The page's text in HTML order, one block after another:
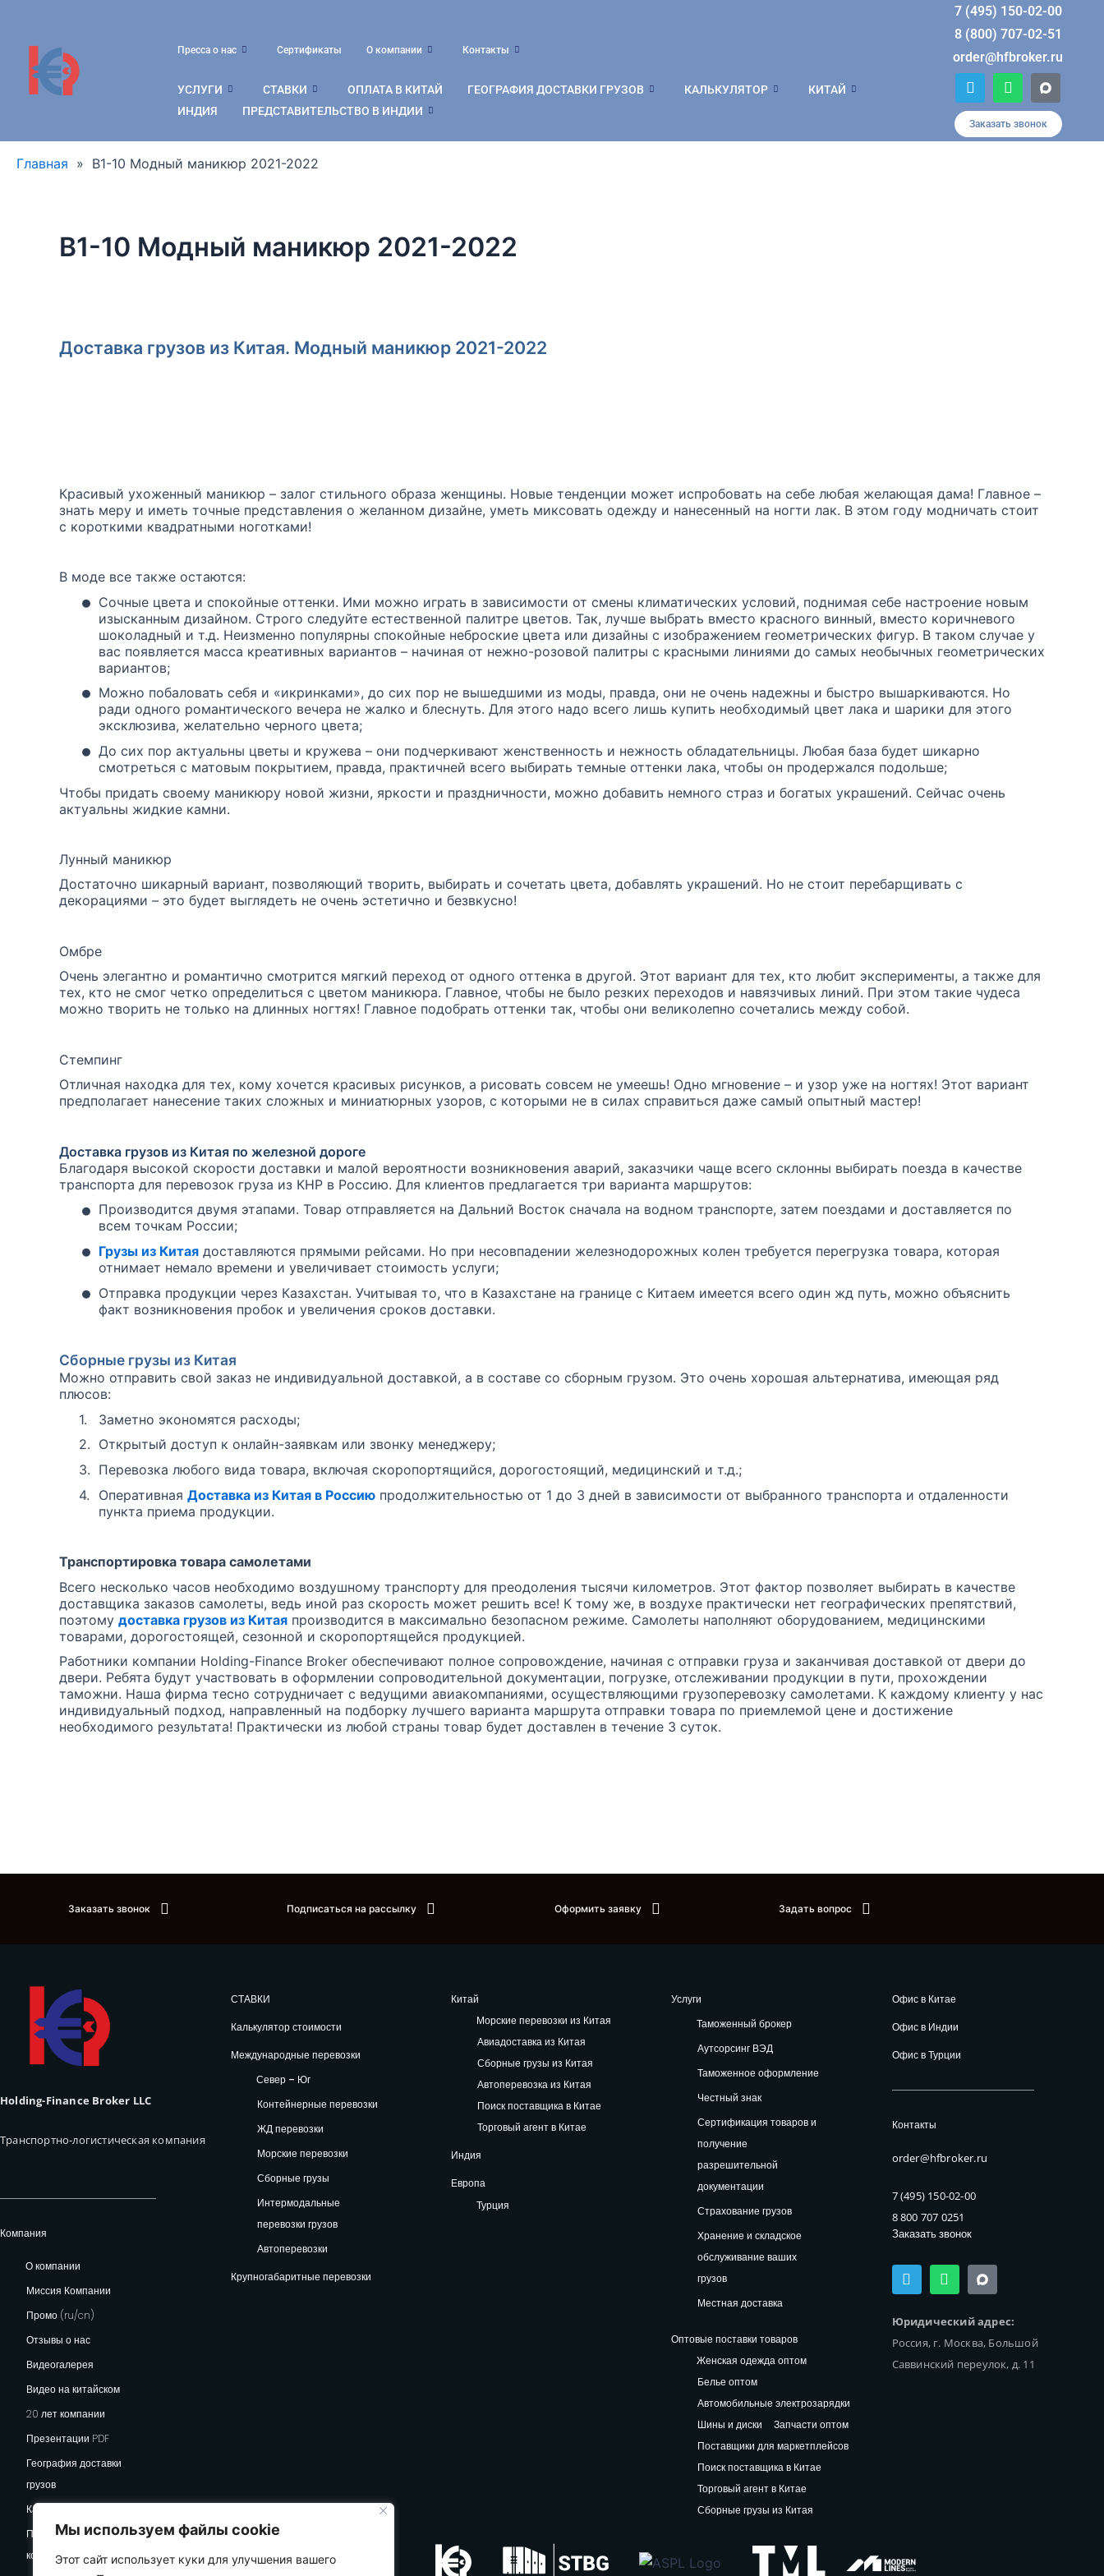
Мы используем файлы cookie
Этот сайт использует куки для улучшения вашего
содержимому
Пресса о нас Сертификаты О компании Контакты
УСЛУГИ СТАВКИ ОПЛАТА В КИТАЙ ГЕОГРАФИЯ ДОСТАВКИ ГРУЗОВ КАЛЬКУЛЯТОР
КИТАЙ
ИНДИЯ
ПРЕДСТАВИТЕЛЬСТВО В ИНДИИ
7 (495) 150-02-00
8 (800) 707-02-51
order@hfbroker.ru
T
e
l
e
g
W
h
a
t
s
Заказать звонок
Главная » B1-10 Модный маникюр 2021-2022
B1-10 Модный маникюр 2021-2022
Доставка грузов из Китая. Модный маникюр 2021-2022
Красивый ухоженный маникюр – залог стильного образа женщины. Новые тенденции может испробовать на себе любая желающая дама! Главное –
знать меру и иметь точные представления о желанном дизайне, уметь миксовать одежду и нанесенный на ногти лак. В этом году модничать стоит
с короткими квадратными ноготками!
В моде все также остаются:
• Сочные цвета и спокойные оттенки. Ими можно играть в зависимости от смены климатических условий, поднимая себе настроение новым
изысканным дизайном. Строго следуйте естественной палитре цветов. Так, лучше выбрать вместо красного винный, вместо коричневого
шоколадный и т.д. Неизменно популярны спокойные неброские цвета или дизайны с изображением геометрических фигур. В таком случае у
вас появляется масса креативных вариантов – начиная от нежно-розовой палитры с красными линиями до самых необычных геометрических
вариантов;
• Можно побаловать себя и «икринками», до сих пор не вышедшими из моды, правда, они не очень надежны и быстро вышаркиваются. Но
ради одного романтического вечера не жалко и блеснуть. Для этого надо всего лишь купить необходимый цвет лака и шарики для этого
эксклюзива, желательно черного цвета;
• До сих пор актуальны цветы и кружева – они подчеркивают женственность и нежность обладательницы. Любая база будет шикарно
смотреться с матовым покрытием, правда, практичней всего выбирать темные оттенки лака, чтобы он продержался подольше;
Чтобы придать своему маникюру новой жизни, яркости и праздничности, можно добавить немного страз и богатых украшений. Сейчас очень
актуальны жидкие камни.
Лунный маникюр
Достаточно шикарный вариант, позволяющий творить, выбирать и сочетать цвета, добавлять украшений. Но не стоит перебарщивать с
декорациями – это будет выглядеть не очень эстетично и безвкусно!
Омбре
Очень элегантно и романтично смотрится мягкий переход от одного оттенка в другой. Этот вариант для тех, кто любит эксперименты, а также для
тех, кто не смог четко определиться с цветом маникюра. Главное, чтобы не было резких переходов и навязчивых линий. При этом такие чудеса
можно творить не только на длинных ногтях! Главное подобрать оттенки так, чтобы они великолепно сочетались между собой.
Стемпинг
Отличная находка для тех, кому хочется красивых рисунков, а рисовать совсем не умеешь! Одно мгновение – и узор уже на ногтях! Этот вариант
предполагает нанесение таких сложных и миниатюрных узоров, с которыми не в силах справиться даже самый опытный мастер!
Доставка грузов из Китая по железной дороге
Благодаря высокой скорости доставки и малой вероятности возникновения аварий, заказчики чаще всего склонны выбирать поезда в качестве
транспорта для перевозок груза из КНР в Россию. Для клиентов предлагается три варианта маршрутов:
• Производится двумя этапами. Товар отправляется на Дальний Восток сначала на водном транспорте, затем поездами и доставляется по
всем точкам России;
• Грузы из Китая доставляются прямыми рейсами. Но при несовпадении железнодорожных колен требуется перегрузка товара, которая
отнимает немало времени и увеличивает стоимость услуги;
• Отправка продукции через Казахстан. Учитывая то, что в Казахстане на границе с Китаем имеется всего один жд путь, можно объяснить
факт возникновения пробок и увеличения сроков доставки.
Сборные грузы из Китая
Можно отправить свой заказ не индивидуальной доставкой, а в составе со сборным грузом. Это очень хорошая альтернатива, имеющая ряд
плюсов:
1.
Заметно экономятся расходы;
2. Открытый доступ к онлайн-заявкам или звонку менеджеру;
3. Перевозка любого вида товара, включая скоропортящийся, дорогостоящий, медицинский и т.д.;
4.
Оперативная Доставка из Китая в Россию продолжительностью от 1 до 3 дней в зависимости от выбранного транспорта и отдаленности
пункта приема продукции.
Транспортировка товара самолетами
Всего несколько часов необходимо воздушному транспорту для преодоления тысячи километров. Этот фактор позволяет выбирать в качестве
доставщика заказов самолеты, ведь иной раз скорость может решить все! К тому же, в воздухе практически нет географических препятствий,
поэтому доставка грузов из Китая производится в максимально безопасном режиме. Самолеты наполняют оборудованием, медицинскими
товарами, дорогостоящей, сезонной и скоропортящейся продукцией.
Работники компании Holding-Finance Broker обеспечивают полное сопровождение, начиная с отправки груза и заканчивая доставкой от двери до
двери. Ребята будут участвовать в оформлении сопроводительной документации, погрузке, отслеживании продукции в пути, прохождении
таможни. Наша фирма тесно сотрудничает с ведущими авиакомпаниями, осуществляющими грузоперевозку самолетами. К каждому клиенту у нас
индивидуальный подход, направленный на подборку лучшего варианта маршрута отправки товара по приемлемой цене и достижение
необходимого результата! Практически из любой страны товар будет доставлен в течение 3 суток.
Заказать звонок Подписаться на рассылку Оформить заявку Задать вопрос
Holding-Finance Broker LLC
Транспортно-логистическая компания
Компания
О компании
Миссия Компании
Промо (ru/cn)
Отзывы о нас
Видеогалерея
Видео на китайском
20 лет компании
Презентации PDF
География доставки
грузов
Карьера
Политика
конфиденциальности
СТАВКИ
Калькулятор стоимости
Международные перевозки
Север – Юг
Контейнерные перевозки
ЖД перевозки
Морские перевозки
Сборные грузы
Интермодальные
перевозки грузов
Автоперевозки
Крупногабаритные перевозки
Китай
Морские перевозки из Китая
Авиадоставка из Китая
Сборные грузы из Китая
Автоперевозка из Китая
Поиск поставщика в Китае
Торговый агент в Китае
Индия
Европа
Турция
Услуги
Таможенный брокер
Аутсорсинг ВЭД
Таможенное оформление
Честный знак
Сертификация товаров и
получение
разрешительной
документации
Страхование грузов
Хранение и складское
обслуживание ваших
грузов
Местная доставка
Оптовые поставки товаров
Женская одежда оптом
Белье оптом
Автомобильные электрозарядки
Шины и диски
Запчасти оптом
Поставщики для маркетплейсов
Поиск поставщика в Китае
Торговый агент в Китае
Сборные грузы из Китая
Офис в Китае
Офис в Индии
Офис в Турции
Контакты
order@hfbroker.ru
7 (495) 150-02-00
8 800 707 0251
Заказать звонок
T
e
g
r
a
W
h
s
a
p
Юридический адрес:
Россия, г. Москва, Большой
Саввинский переулок, д. 11